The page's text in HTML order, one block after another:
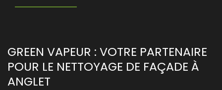
GREEN VAPEUR : VOTRE PARTENAIRE
POUR LE NETTOYAGE DE FAÇADE À
ANGLET